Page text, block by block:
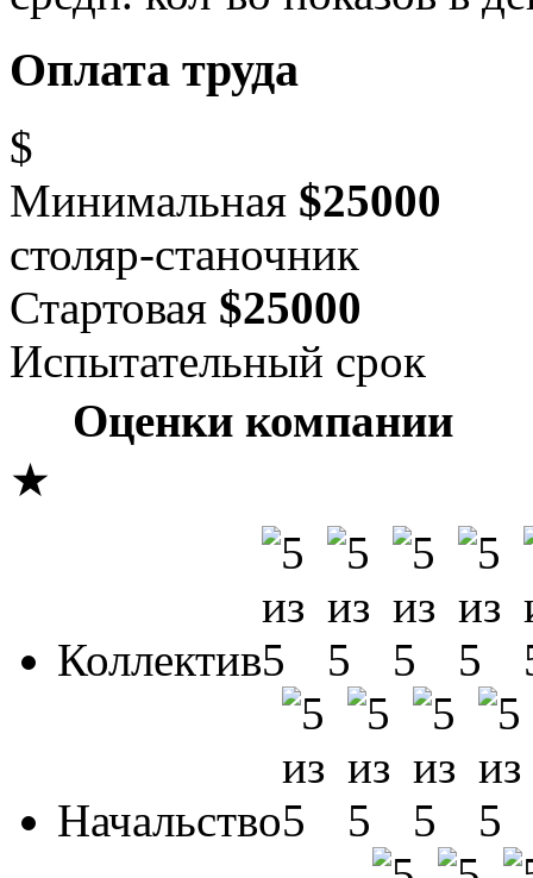
Оплата труда
$
Минимальная $25000
столяр-станочник
Стартовая $25000
Испытательный срок
Оценки компании
★
Коллектив
Начальство